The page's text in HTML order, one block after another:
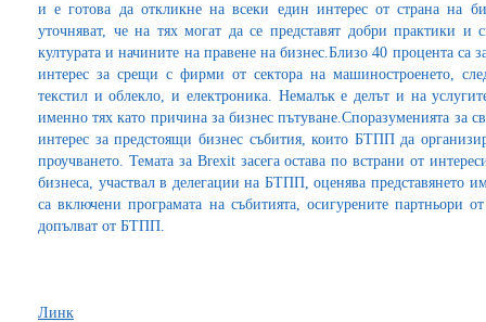
и е готова да откликне на всеки един интерес от страна на
уточняват, че на тях могат да се представят добри практики
културата и начините на правене на бизнес.Близо 40 процента са
интерес за срещи с фирми от сектора на машиностроенето,
текстил и облекло, и електроника. Немалък е делът и на
именно тях като причина за бизнес пътуване.Споразуменията за
интерес за предстоящи бизнес събития, които БТПП да
проучването. Темата за Brexit засега остава по встрани от
бизнеса, участвал в делегации на БТПП, оценява представянето
са включени програмата на събитията, осигурените партньори
допълват от БТПП.
Линк